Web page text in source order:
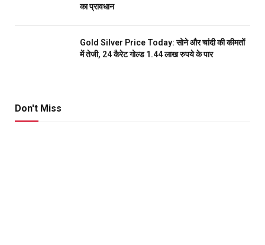
का प्रावधान
Gold Silver Price Today: सोने और चांदी की कीमतों
में तेजी, 24 कैरेट गोल्ड 1.44 लाख रुपये के पार
Don't Miss